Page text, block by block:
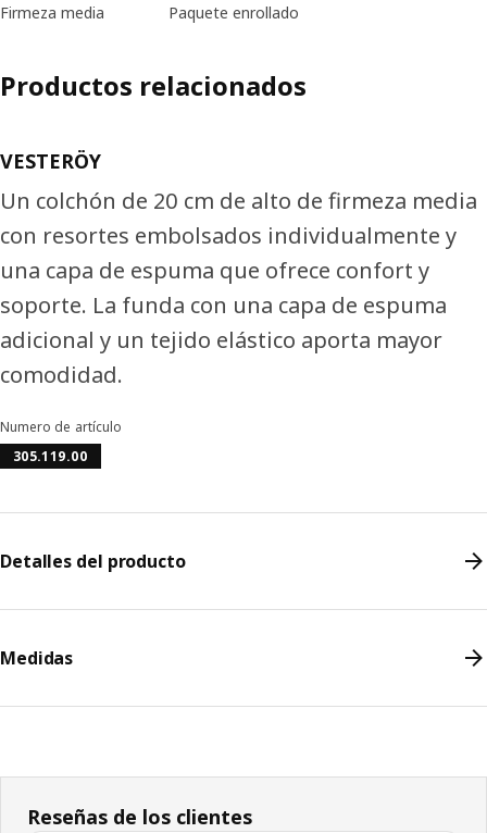
Firmeza media Paquete enrollado
Productos relacionados
VESTERÖY
Un colchón de 20 cm de alto de firmeza media
con resortes embolsados individualmente y
una capa de espuma que ofrece confort y
soporte. La funda con una capa de espuma
adicional y un tejido elástico aporta mayor
comodidad.
Numero de artículo
305.119.00
Detalles del producto
Medidas
Reseñas de los clientes